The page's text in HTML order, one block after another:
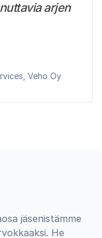
arjen
Veho Oy
jäsenistämme
He